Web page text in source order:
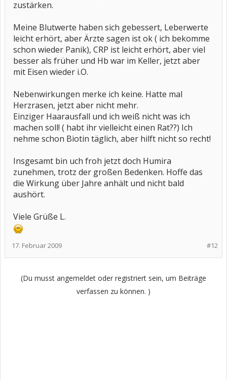
zustärken.
Meine Blutwerte haben sich gebessert, Leberwerte
leicht erhört, aber Ärzte sagen ist ok ( ich bekomme
schon wieder Panik), CRP ist leicht erhört, aber viel
besser als früher und Hb war im Keller, jetzt aber
mit Eisen wieder i.O.
Nebenwirkungen merke ich keine. Hatte mal
Herzrasen, jetzt aber nicht mehr.
Einziger Haarausfall und ich weiß nicht was ich
machen soll! ( habt ihr vielleicht einen Rat??) Ich
nehme schon Biotin täglich, aber hilft nicht so recht!
Insgesamt bin uch froh jetzt doch Humira
zunehmen, trotz der großen Bedenken. Hoffe das
die Wirkung über Jahre anhält und nicht bald
aushört.
Viele Grüße L.
#12
17. Februar 2009
(Du musst angemeldet oder registriert sein, um Beiträge
verfassen zu können. )